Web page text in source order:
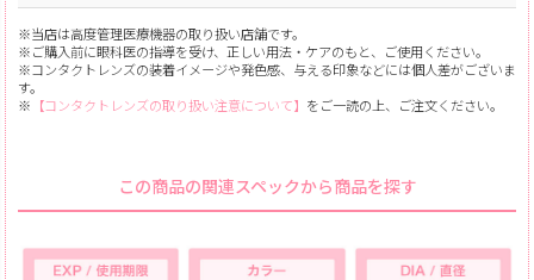
※当店は高度管理医療機器の取り扱い店舗です。
※ご購入前に眼科医の指導を受け、正しい用法・ケアのもと、ご使用ください。
※コンタクトレンズの装着イメージや発色感、与える印象などには個人差がございま
す。
※ 【コンタクトレンズの取り扱い注意について】 をご一読の上、ご注文ください。
この商品の関連スペックから商品を探す